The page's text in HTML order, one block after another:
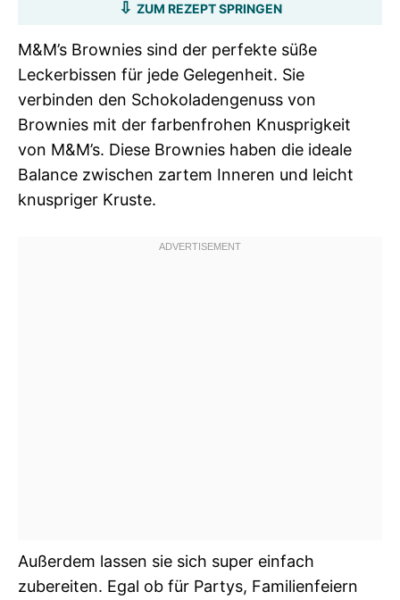
ZUM REZEPT SPRINGEN
M&M’s Brownies sind der perfekte süße
Leckerbissen für jede Gelegenheit. Sie
verbinden den Schokoladengenuss von
Brownies mit der farbenfrohen Knusprigkeit
von M&M’s. Diese Brownies haben die ideale
Balance zwischen zartem Inneren und leicht
knuspriger Kruste.
Außerdem lassen sie sich super einfach
zubereiten. Egal ob für Partys, Familienfeiern